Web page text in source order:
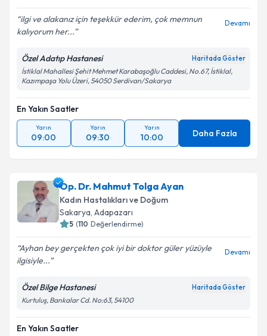
ilgi ve alakanız için teşekkür ederim, çok memnun
kalıyorum her...
Devamı
Özel Adatıp Hastanesi Haritada Göster
İstiklal Mahallesi Şehit Mehmet Karabaşoğlu Caddesi, No.67, İstiklal,
Kazımpaşa Yolu Üzeri, 54050 Serdivan/Sakarya
En Yakın Saatler
Yarın
09:00
Yarın
09:30
Yarın
10:00 Daha Fazla
Op. Dr. Mahmut Tolga Ayan
Kadın Hastalıkları ve Doğum
Sakarya, Adapazarı
5 (110 Değerlendirme)
Ayhan bey gerçekten çok iyi bir doktor güler yüzüyle
ilgisiyle...
Devamı
Özel Bilge Hastanesi Haritada Göster
Kurtuluş, Bankalar Cd. No:63, 54100
En Yakın Saatler